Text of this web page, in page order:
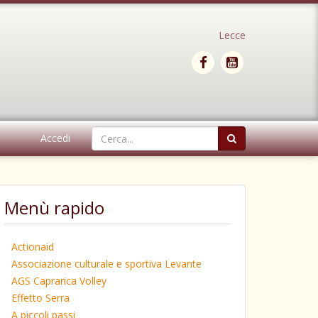
Lecce
Accedi
Menù rapido
Actionaid
Associazione culturale e sportiva Levante
AGS Caprarica Volley
Effetto Serra
A piccoli passi